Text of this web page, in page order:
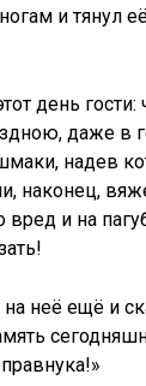
и тянул
день гости:
даже в
надев
наконец,
и на
неё ещё и